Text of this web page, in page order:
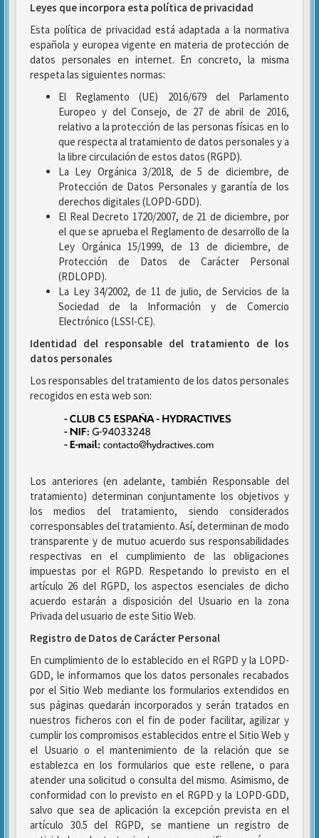
Leyes que incorpora esta política de privacidad
Esta política de privacidad está adaptada a la normativa
española y europea vigente en materia de protección de
datos personales en internet. En concreto, la misma
respeta las siguientes normas:
El Reglamento (UE) 2016/679 del Parlamento
Europeo y del Consejo, de 27 de abril de 2016,
relativo a la protección de las personas físicas en lo
que respecta al tratamiento de datos personales y a
la libre circulación de estos datos (RGPD).
La Ley Orgánica 3/2018, de 5 de diciembre, de
Protección de Datos Personales y garantía de los
derechos digitales (LOPD-GDD).
El Real Decreto 1720/2007, de 21 de diciembre, por
el que se aprueba el Reglamento de desarrollo de la
Ley Orgánica 15/1999, de 13 de diciembre, de
Protección de Datos de Carácter Personal
(RDLOPD).
La Ley 34/2002, de 11 de julio, de Servicios de la
Sociedad de la Información y de Comercio
Electrónico (LSSI-CE).
Identidad del responsable del tratamiento de los
datos personales
Los responsables del tratamiento de los datos personales
recogidos en esta web son:
Los anteriores (en adelante, también Responsable del
tratamiento) determinan conjuntamente los objetivos y
los medios del tratamiento, siendo considerados
corresponsables del tratamiento. Así, determinan de modo
transparente y de mutuo acuerdo sus responsabilidades
respectivas en el cumplimiento de las obligaciones
impuestas por el RGPD. Respetando lo previsto en el
artículo 26 del RGPD, los aspectos esenciales de dicho
acuerdo estarán a disposición del Usuario en la zona
Privada del usuario de este Sitio Web.
Registro de Datos de Carácter Personal
En cumplimiento de lo establecido en el RGPD y la LOPD-
GDD, le informamos que los datos personales recabados
por el Sitio Web mediante los formularios extendidos en
sus páginas quedarán incorporados y serán tratados en
nuestros ficheros con el fin de poder facilitar, agilizar y
cumplir los compromisos establecidos entre el Sitio Web y
el Usuario o el mantenimiento de la relación que se
establezca en los formularios que este rellene, o para
atender una solicitud o consulta del mismo. Asimismo, de
conformidad con lo previsto en el RGPD y la LOPD-GDD,
salvo que sea de aplicación la excepción prevista en el
artículo 30.5 del RGPD, se mantiene un registro de